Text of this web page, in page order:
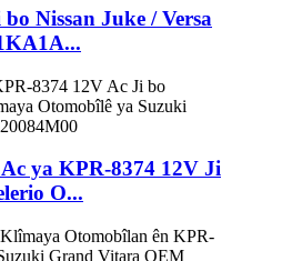
Nissan Juke / Versa
ya KPR-8374 12V Ji
O...